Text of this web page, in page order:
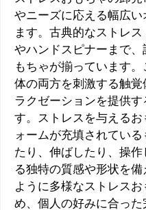
やニーズに応える幅広
ます。古典的なストレ
やハンドスピナーまで
もちゃが揃っています
体の両方を刺激する触
ラクゼーションを提供
す。ストレスを与える
ォームが充填されてい
たり、伸ばしたり、操
る独特の質感や形状を
ように多様なストレス
め、個人の好みに合っ